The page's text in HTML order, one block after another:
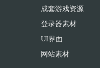
成套游戏资源
登录器素材
UI界面
网站素材